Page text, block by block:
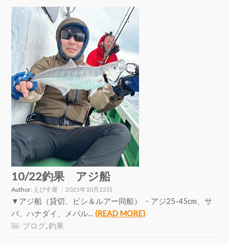
10/22釣果 アジ船
Author: えびす屋 2025年10月22日
▼アジ船（貸切、ビシ＆ルアー同船） ・アジ25-45cm、サ
バ、ハナダイ、メバル…(READ MORE)
ブログ,釣果